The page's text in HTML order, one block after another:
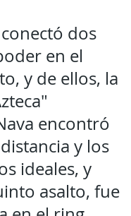
dos
en el
y de ellos, la
encontró
y los
ideales, y
asalto, fue